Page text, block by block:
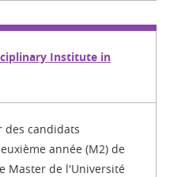
Institute in
des candidats
année (M2) de
Master de l'Université